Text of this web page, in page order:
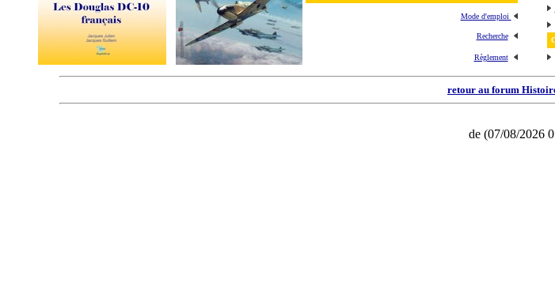
Mode d'emploi
Recherche
Règlement
retour au forum
de (07/08/2026